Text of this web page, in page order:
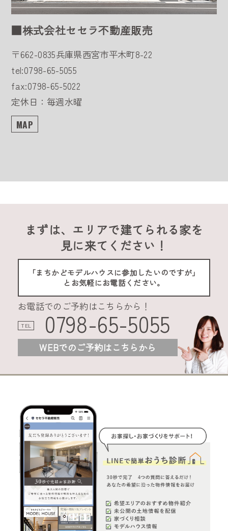
■株式会社セセラ不動産販売
〒662-0835兵庫県西宮市平木町8-22
tel:0798-65-5055
fax:0798-65-5022
定休日：毎週水曜
MAP
まずは、エリアで建てられる家を
見に来てください！
「まちかどモデルハウスに参加したいのですが」
とお気軽にお電話ください。
お電話でのご予約はこちらから！
TEL 0798-65-5055
WEBでのご予約はこちらから